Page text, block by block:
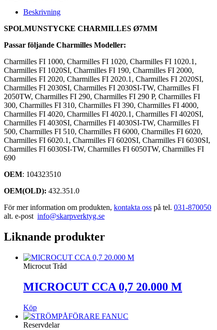
Beskrivning
SPOLMUNSTYCKE CHARMILLES Ø7MM
Passar följande Charmilles Modeller:
Charmilles FI 1000, Charmilles FI 1020, Charmilles FI 1020.1,
Charmilles FI 1020SI, Charmilles FI 190, Charmilles FI 2000,
Charmilles FI 2020, Charmilles FI 2020.1, Charmilles FI 2020SI,
Charmilles FI 2030SI, Charmilles FI 2030SI-TW, Charmilles FI
2050TW, Charmilles FI 290, Charmilles FI 290 P, Charmilles FI
300, Charmilles FI 310, Charmilles FI 390, Charmilles FI 4000,
Charmilles FI 4020, Charmilles FI 4020.1, Charmilles FI 4020SI,
Charmilles FI 4030SI, Charmilles FI 4030SI-TW, Charmilles FI
500, Charmilles FI 510, Charmilles FI 6000, Charmilles FI 6020,
Charmilles FI 6020.1, Charmilles FI 6020SI, Charmilles FI 6030SI,
Charmilles FI 6030SI-TW, Charmilles FI 6050TW, Charmilles FI
690
OEM: 104323510
OEM(OLD): 432.351.0
För mer information om produkten, kontakta oss på tel. 031-870050
alt. e-post info@skarpverktyg.se
Liknande produkter
Microcut Tråd
MICROCUT CCA 0,7 20.000 M
Köp
Reservdelar